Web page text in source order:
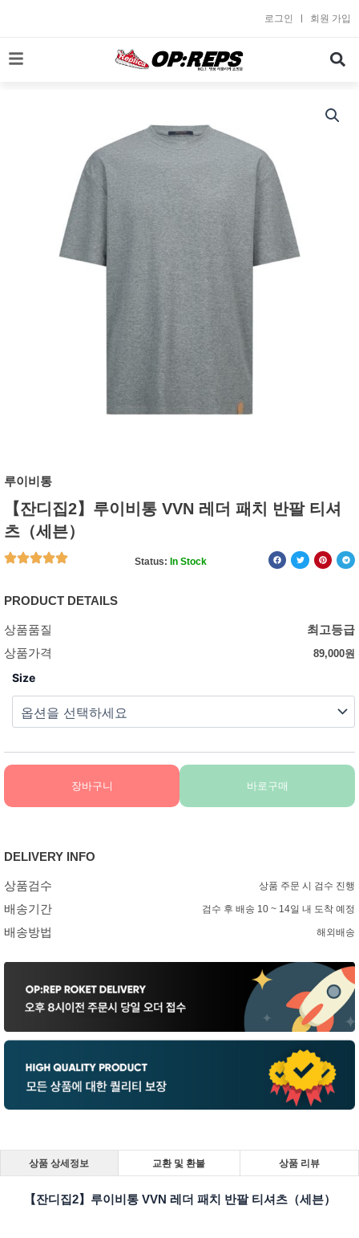
로
로그인 회원 가입
루이비통
【잔디집2】루이비통 VVN 레더 패치 반팔 티셔
츠（세븐）
Status: In Stock
PRODUCT DETAILS
상품품질
최고등급
상품가격
89,000원
Size
장바구니 바로구매
DELIVERY INFO
상품검수 상품 주문 시 검수 진행
배송기간 검수 후 배송 10 ~ 14일 내 도착 예정
배송방법 해외배송
상품 상세정보 교환 및 환불 상품 리뷰
【잔디집2】루이비통 VVN 레더 패치 반팔 티셔츠（세븐）